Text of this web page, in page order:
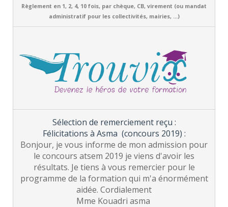
Règlement en 1, 2, 4, 10 fois, par chèque, CB, virement (ou mandat
administratif pour les collectivités, mairies, ...)
Sélection de remerciement reçu :
Félicitations à Asma (concours 2019) :
Bonjour, je vous informe de mon admission pour
le concours atsem 2019 je viens d'avoir les
résultats. Je tiens à vous remercier pour le
programme de la formation qui m'a énormément
aidée. Cordialement
Mme Kouadri asma